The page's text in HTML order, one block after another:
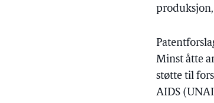
Minst åtte
støtte til
AIDS